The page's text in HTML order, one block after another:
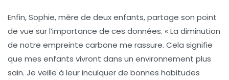
Enfin, Sophie, mère de deux enfants, partage son point
de vue sur l’importance de ces données. « La diminution
de notre empreinte carbone me rassure. Cela signifie
que mes enfants vivront dans un environnement plus
sain. Je veille à leur inculquer de bonnes habitudes